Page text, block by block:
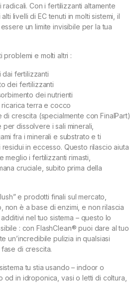
Con i fertilizzanti altamente
livelli di EC tenuti in molti sistemi, il
un limite invisibile per la tua
problemi e molti altri :
dai fertilizzanti
dei fertilizzanti
dei nutrienti
terra e cocco
di crescita (specialmente con FinalPart)
dissolvere i sali minerali,
fra i minerali e substrato e ti
in eccesso. Questo rilascio aiuta
meglio i fertilizzanti rimasti,
cruciale, subito prima della
e prodotti finali sul mercato,
non è a base di enzimi, e non rilascia
nel tuo sistema – questo lo
: con FlashClean® puoi dare al tuo
un’incredibile pulizia in qualsiasi
di crescita.
tu stia usando – indoor o
od in idroponica, vasi o letti di coltura,